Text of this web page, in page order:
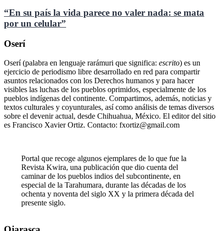
“En su país la vida parece no valer nada: se mata
por un celular”
Oserí
Oserí (palabra en lenguaje rarámuri que significa: escrito) es un
ejercicio de periodismo libre desarrollado en red para compartir
asuntos relacionados con los Derechos humanos y para hacer
visibles las luchas de los pueblos oprimidos, especialmente de los
pueblos indígenas del continente. Compartimos, además, noticias y
textos culturales y coyunturales, así como análisis de temas diversos
sobre el devenir actual, desde Chihuahua, México. El editor del sitio
es Francisco Xavier Ortiz. Contacto: fxortiz@gmail.com
Portal que recoge algunos ejemplares de lo que fue la
Revista Kwira, una publicación que dio cuenta del
caminar de los pueblos indios del subcontinente, en
especial de la Tarahumara, durante las décadas de los
ochenta y noventa del siglo XX y la primera década del
presente siglo.